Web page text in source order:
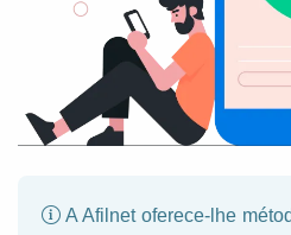
A Afilnet oferece-lhe